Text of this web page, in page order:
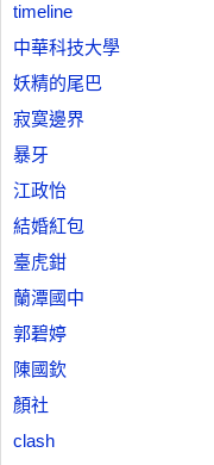
timeline
中華科技大學
妖精的尾巴
寂寞邊界
暴牙
江政怡
結婚紅包
臺虎鉗
蘭潭國中
郭碧婷
陳國欽
顏社
clash